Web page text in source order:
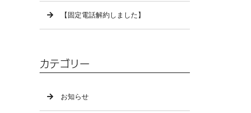
【固定電話解約しました】
カテゴリー
お知らせ